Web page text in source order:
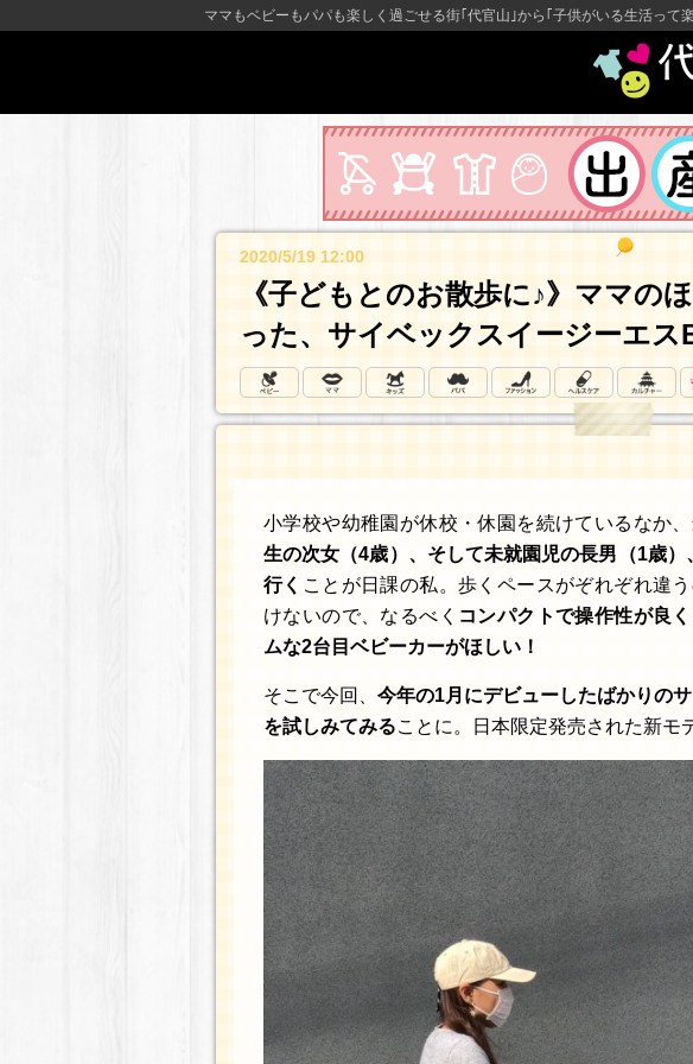
ママもベビーもパパも楽しく過ごせる街｢代官山｣から｢子供がいる生活って
2020/5/19 12:00
《子どもとのお散歩に♪》ママの
った、サイベックスイージーエス
小学校や幼稚園が休校・休園を続けているなか
生の次女（4歳）、そして未就園児の長男（1歳
行く ことが日課の私。歩くペースがぞれぞれ違
けないので、なるべく コンパクトで操作性が良
ムな2台目ベビーカーがほしい！
そこで今回、 今年の1月にデビューしたばかりの
を試しみてみることに。日本限定発売された新モ